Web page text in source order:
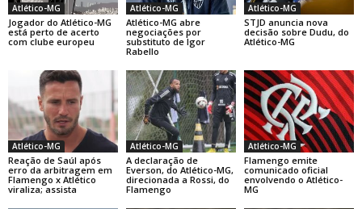
Atlético-MG
Jogador do Atlético-MG
está perto de acerto
com clube europeu
Atlético-MG
Atlético-MG abre
negociações por
substituto de Igor
Rabello
Atlético-MG
STJD anuncia nova
decisão sobre Dudu, do
Atlético-MG
Atlético-MG
Reação de Saúl após
erro da arbitragem em
Flamengo x Atlético
viraliza; assista
Atlético-MG
A declaração de
Everson, do Atlético-MG,
direcionada a Rossi, do
Flamengo
Atlético-MG
Flamengo emite
comunicado oficial
envolvendo o Atlético-
MG